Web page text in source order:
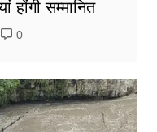
होंगी सम्मानित
0